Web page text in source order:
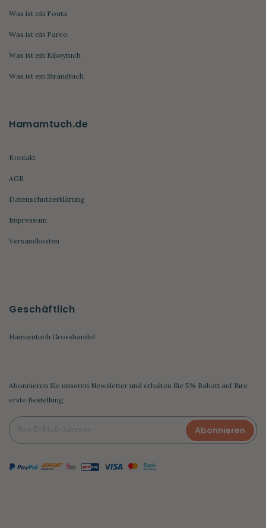
Was ist ein Fouta
Was ist ein Pareo
Was ist ein Kikoytuch
Was ist ein Strandtuch
Hamamtuch.de
Kontakt
AGB
Datenschutzerklärung
Impressum
Versandkosten
Geschäftlich
Hamamtuch Grosshandel
Abonnieren Sie unseren Newsletter und erhalten Sie 5% Rabatt auf Ihre
erste Bestellung
Abonnieren